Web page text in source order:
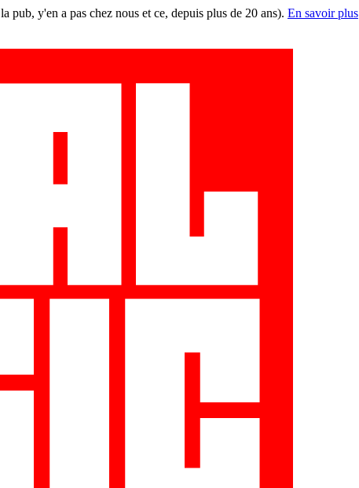
pub, y'en a pas chez nous et ce, depuis plus de 20 ans). En savoir plus